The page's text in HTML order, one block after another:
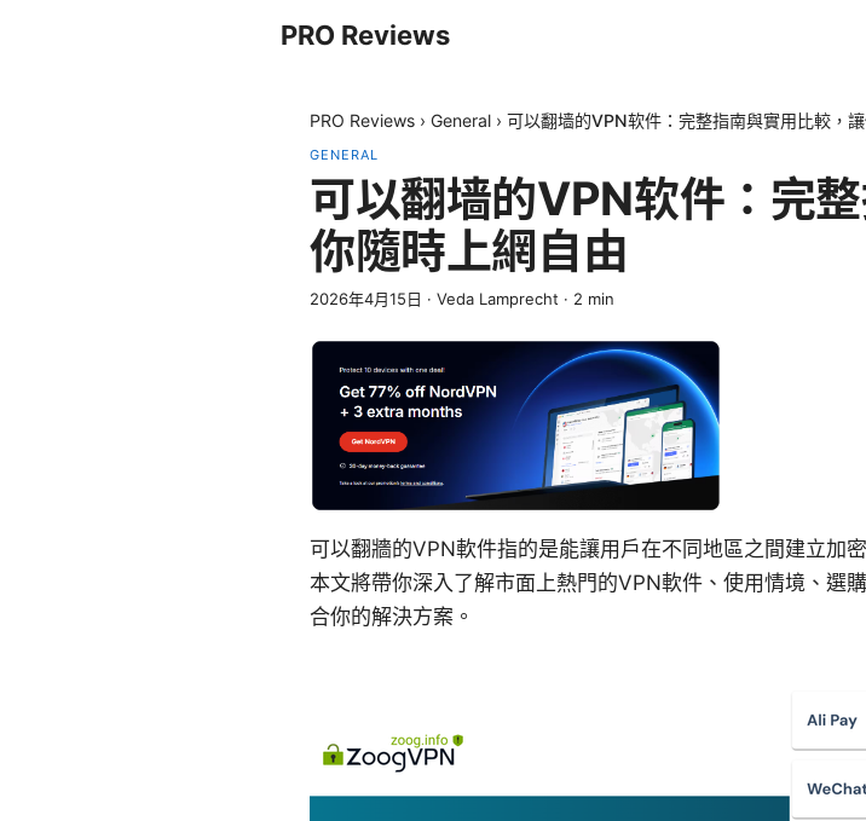
PRO Reviews
PRO Reviews › General › 可以翻墙的VPN软件：完整指南與實用比較，
GENERAL
可以翻墙的VPN软件：完
你隨時上網自由
2026年4月15日 · Veda Lamprecht · 2 min
可以翻牆的VPN軟件指的是能讓用戶在不同地區之間建立加
本文將帶你深入了解市面上熱門的VPN軟件、使用情境、選
合你的解決方案。